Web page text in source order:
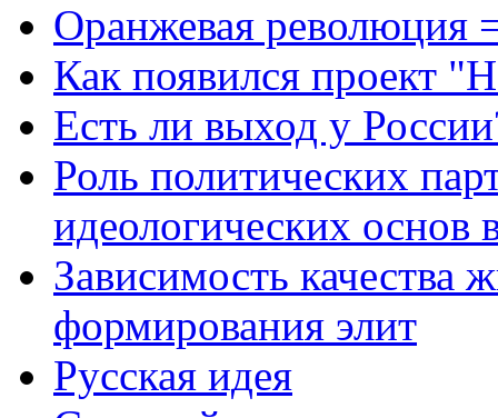
КонтактыОранжевая революция
Как появился проект
Есть ли выход у
Роль политических
идеологических основ
Зависимость качества
формирования элит
Русская идея